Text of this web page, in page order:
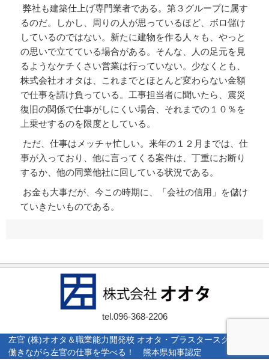
弊社も建築仕上げ専門業者である。第３グループに属す
るのだ。しかし、周りの人が思っているほど、ボロ儲け
しているのではない。新たに建物を作る人々も、やっと
の思いで立てている場合がある。そんな、人の足元を見
るようなケチくさい営業は行っていない。少なくとも、
株式会社オオタは、これまでとほとんど変わらない金額
で仕事を請け負っている。工事担当者に聞いたら、震災
復旧の関係で仕事がしにくい場合、それまでの１０％を
上乗せするのを限度としている。
ただ、仕事はメッチャ忙しい。来年の１２月までは、仕
事が入っており、他に言ってくる案件は、丁重にお断り
するか、他の同業他社に回している状況である。
お金も大事だが、今この時期に、「会社の信用」を儲け
ていきたいものである。
tel.096-368-2206
左官 (株)オオタ＆職業能力開発校 オオタ・プラスタースクール |
働きながら左官の仕事を学べる！ 熊本県知事認定